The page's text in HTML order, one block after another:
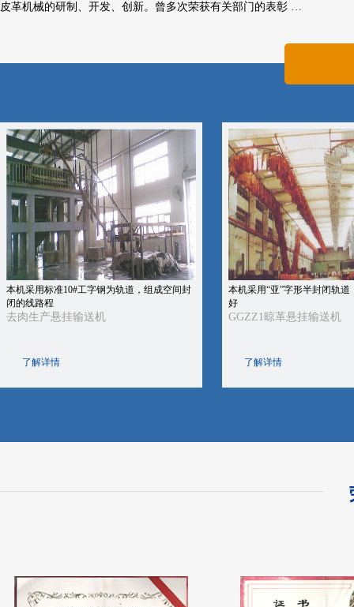
皮革机械的研制、开发、创新。曾多次荣获有关部门的表彰 …
本机采用标准10#工字钢为轨道，组成空间封
闭的线路程
去肉生产悬挂输送机
了解详情
本机采用“亚”字形半封闭轨
好
GGZZ1晾革悬挂输送机
了解详情